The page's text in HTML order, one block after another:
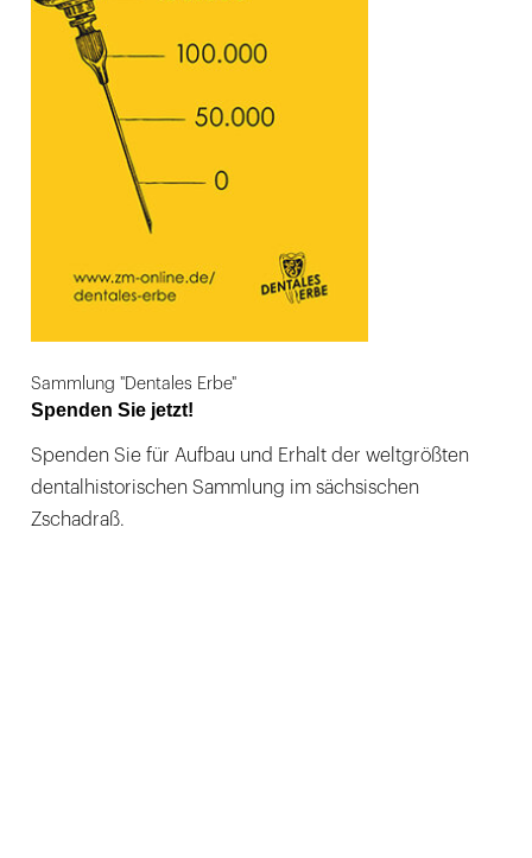
Sammlung "Dentales Erbe"
Spenden Sie jetzt!
Spenden Sie für Aufbau und Erhalt der weltgrößten
dentalhistorischen Sammlung im sächsischen
Zschadraß.